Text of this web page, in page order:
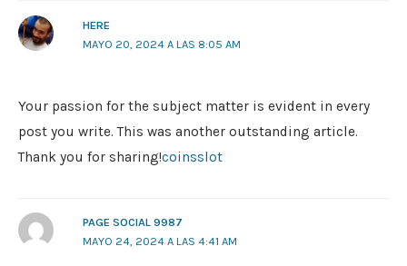
HERE
MAYO 20, 2024 A LAS 8:05 AM
Your passion for the subject matter is evident in every
post you write. This was another outstanding article.
Thank you for sharing!coinsslot
PAGE SOCIAL 9987
MAYO 24, 2024 A LAS 4:41 AM